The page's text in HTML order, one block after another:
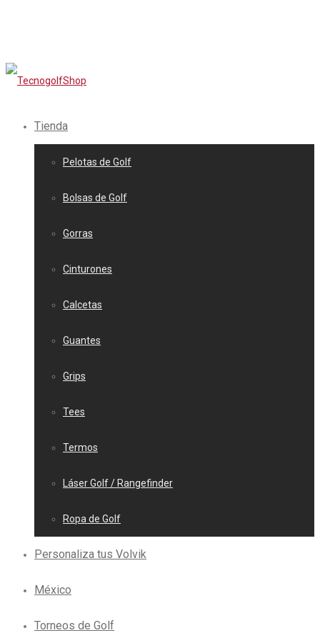
Tienda
Pelotas de Golf
Bolsas de Golf
Gorras
Cinturones
Calcetas
Guantes
Grips
Tees
Termos
Láser Golf / Rangefinder
Ropa de Golf
Personaliza tus Volvik
México
Torneos de Golf